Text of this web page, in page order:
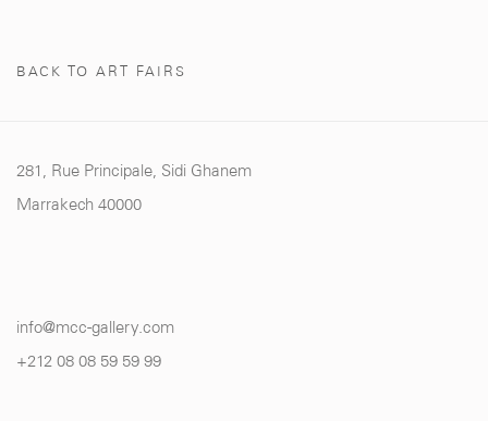
BACK TO ART FAIRS
281, Rue Principale, Sidi Ghanem
Marrakech 40000
info@mcc-gallery.com
+212 08 08 59 59 99